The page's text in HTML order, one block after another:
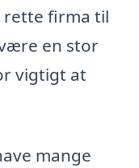
rette firma til
en stor
vigtigt at
mange